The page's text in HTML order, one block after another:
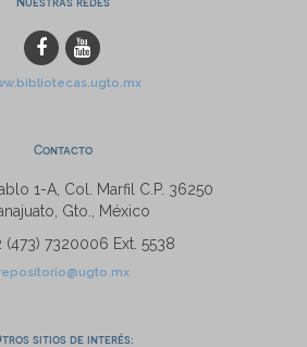
Contacto
1-A, Col. Marfil C.P. 36250
Gto., México
(473) 7320006 Ext. 5538
sitios de interés: